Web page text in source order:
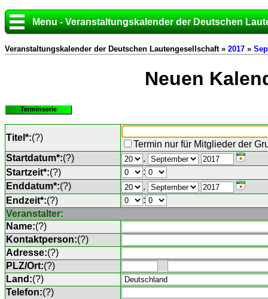
Menu - Veranstaltungskalender der Deutschen
Veranstaltungskalender der Deutschen Lautengesellschaft » 2017 »
Neuen
Terminserie
Titel*:(?)
Termin nur für Mitglieder der
Startdatum*:(?)
.
Startzeit*:(?)
:
Enddatum*:(?)
.
Endzeit*:(?)
:
Veranstalter:
Name:(?)
Kontaktperson:(?)
Adresse:(?)
PLZ/Ort:(?)
Land:(?)
Telefon:(?)